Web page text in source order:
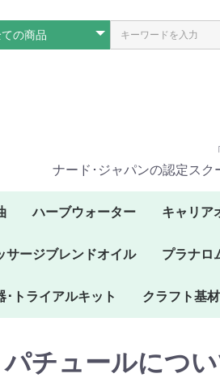
ナード･ジャパンの認定ス
の精油
の精油
の精油
の精油
の精油
の精油
の精油
の精油
の精油
の精油
ハーブウォーター キャリア
サージブレンドオイル プラナロ
･トライアルキット
イルボックス
クラフト基材
パチュールにつ